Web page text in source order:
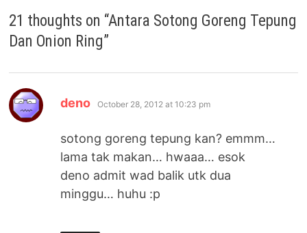
21 thoughts on “Antara Sotong Goreng Tepung
Dan Onion Ring”
deno says:
October 28, 2012 at 10:23 pm
sotong goreng tepung kan? emmm…
lama tak makan… hwaaa… esok
deno admit wad balik utk dua
minggu… huhu :p